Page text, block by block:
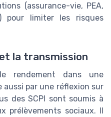
(assurance-vie, PEA,
pour limiter les risques
la transmission
rendement dans une
par une réflexion sur
des SCPI sont soumis à
prélèvements sociaux. Il